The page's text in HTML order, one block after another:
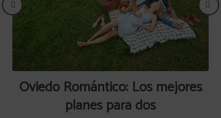
Oviedo Romántico: Los mejores
planes para dos